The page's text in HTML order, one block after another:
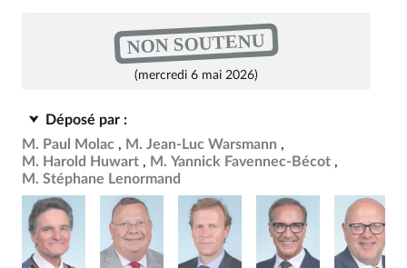
NON SOUTENU
(mercredi 6 mai 2026)
Déposé par :
M. Paul Molac
M. Jean-Luc Warsmann
M. Harold Huwart
M. Yannick Favennec-Bécot
M. Stéphane Lenormand